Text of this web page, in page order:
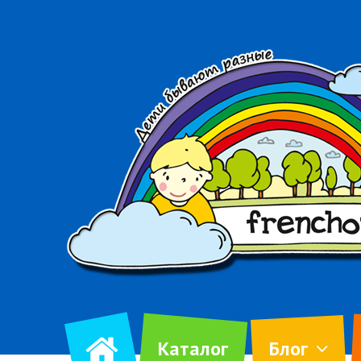
Каталог Блог